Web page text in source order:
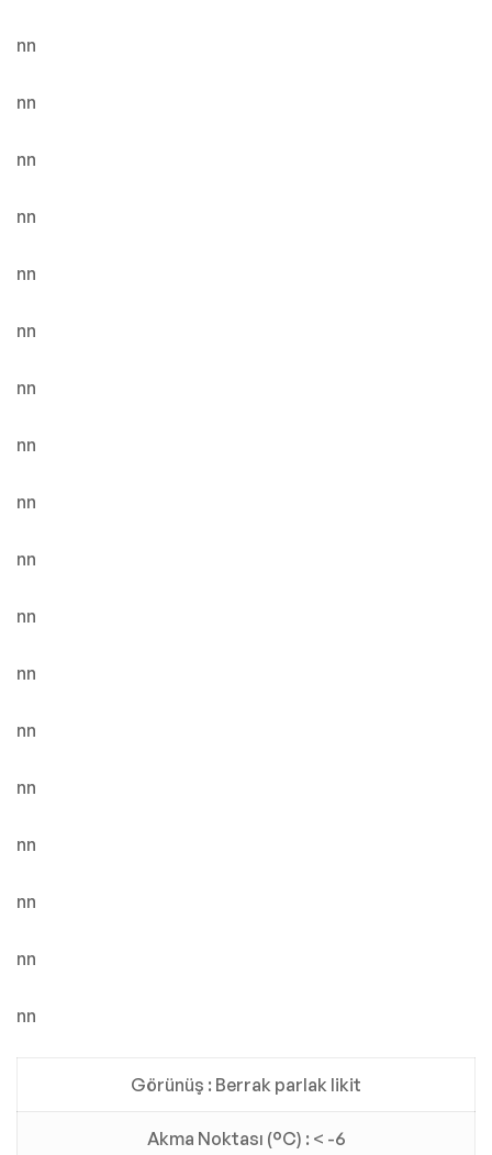
nn
nn
nn
nn
nn
nn
nn
nn
nn
nn
nn
nn
nn
nn
nn
nn
nn
nn
Görünüş : Berrak parlak likit
Akma Noktası (°C) : < -6